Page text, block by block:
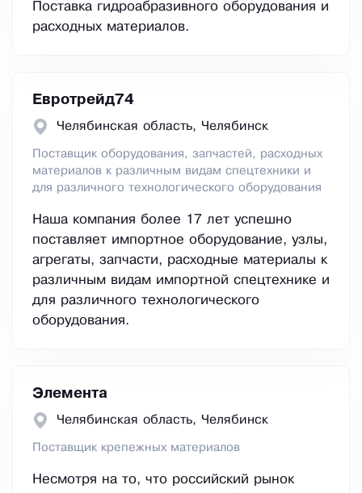
Поставка гидроабразивного оборудования и
расходных материалов.
Евротрейд74
Челябинская область, Челябинск
Поставщик оборудования, запчастей, расходных
материалов к различным видам спецтехники и
для различного технологического оборудования
Наша компания более 17 лет успешно
поставляет импортное оборудование, узлы,
агрегаты, запчасти, расходные материалы к
различным видам импортной спецтехнике и
для различного технологического
оборудования.
Элемента
Челябинская область, Челябинск
Поставщик крепежных материалов
Несмотря на то, что российский рынок